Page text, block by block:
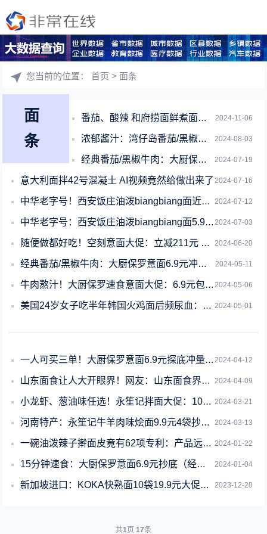
您当前的位置：首页 > 面条
面
条
2024-11-06
番茄、酸辣 和府捞面鲜煮面官方大促 6袋仅38元
2024-08-03
浓郁酱汁：湾仔岛番茄/黑椒肉酱意面5.9元/袋大促（京东14元）
2024-07-19
经典番茄/黑椒牛肉：大厨保罗意面6.5元新底
2024-07-16
意大利面拌42号混凝土 AI视频竟然给做出来了
2024-07-12
中华老字号！西安饭庄油泼biangbiang面近期新低：5.3元/盒
2024-07-03
中华老字号：西安饭庄油泼biangbiang面5.96元发车
2024-06-20
随便做都好吃！空刻意面大促：立减211元 5盒到手89元
2024-05-11
经典番茄/黑椒牛肉：大厨保罗意面6.9元冲量大促
2024-05-06
牛肉熬汁！大厨保罗速食意面大促：6.9元包邮到手
2024-05-01
美国24岁女子吃半年韩国火鸡面后频尿血：确诊肾结石
2024-04-12
一人可买三单！大厨保罗意面6.9元探底冲量：新手也能做美食
2024-04-09
山东面食让人大开眼界！网友：山东面食界需要考研实锤了
2024-03-21
小龙虾、葱油味任选！永笙记拌面大促：10元到手4包
2024-03-13
河南特产：永笙记牛羊肉味烩面9.9元4袋抄底大促
2024-01-22
一碗油泼辣子擀面皮竟有62项专利：产品远销海外
2024-01-04
15分钟速食：大厨保罗意面6.9元抄底（经典番茄/黑椒牛肉）
2023-12-20
新加坡进口：KOKA快熟面10袋19.9元大促（商超59元）
共1页 17条